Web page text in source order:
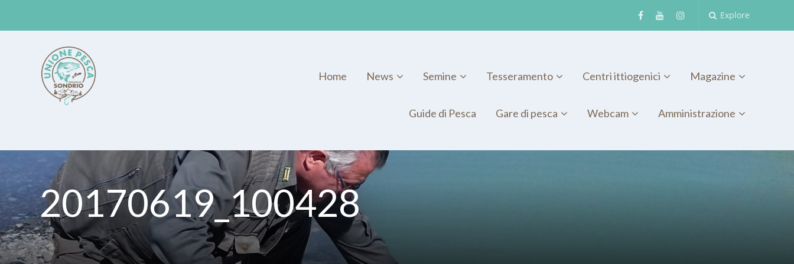
Explore
Home News Semine Tesseramento Centri ittiogenici Magazine
Guide di Pesca Gare di pesca Webcam Amministrazione
20170619_100428